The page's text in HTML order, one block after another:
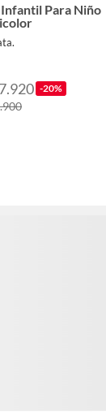
Para Niño
-20%